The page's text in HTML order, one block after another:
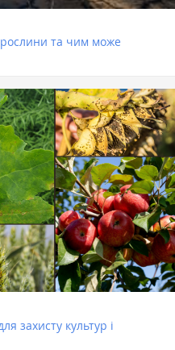
рослини та чим може
захисту культур і